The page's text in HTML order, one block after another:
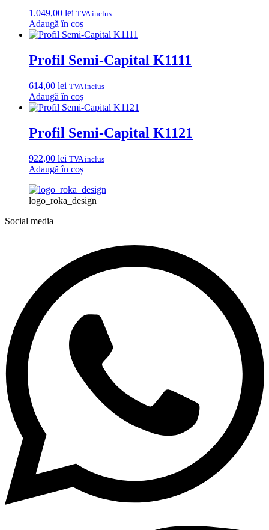
1.049,00 lei TVA inclus
Adaugă în coș
Profil Semi-Capital K1111
614,00 lei TVA inclus
Adaugă în coș
Profil Semi-Capital K1121
922,00 lei TVA inclus
Adaugă în coș
logo_roka_design
Social media